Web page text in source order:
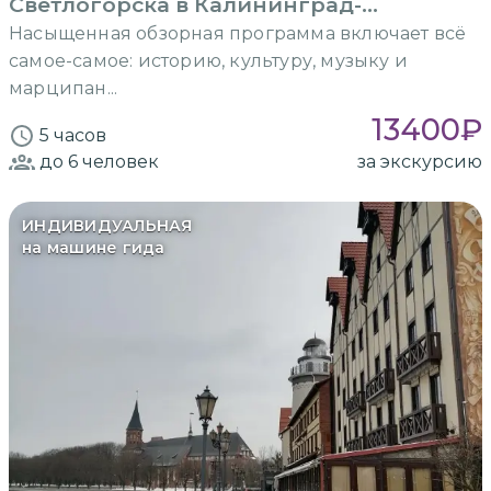
Кёнигсберг
Насыщенная обзорная программа включает всё
самое-самое: историю, культуру, музыку и
марципан...
5 часов 13400₽
до 6 человек за экскурсию
ИНДИВИДУАЛЬНАЯ
на машине гида